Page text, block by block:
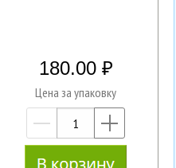
180.00
Цена за упаковку
—